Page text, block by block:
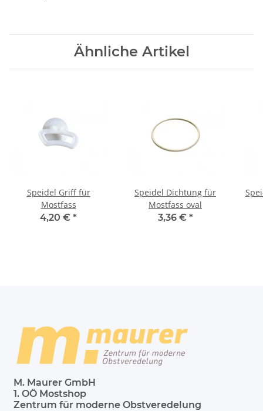
Ähnliche Artikel
Speidel Griff für
Mostfass
4,20 € *
Speidel Dichtung für
Mostfass oval
3,36 € *
M. Maurer GmbH
1. OÖ Mostshop
Zentrum für moderne Obstveredelung